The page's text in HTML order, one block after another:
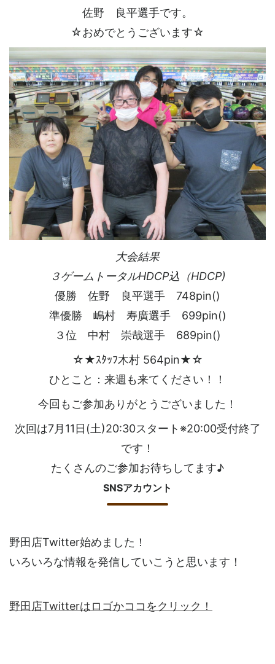
佐野 良平選手です。
☆おめでとうございます☆
大会結果
３ゲームトータルHDCP込（HDCP)
優勝 佐野 良平選手 748pin()
準優勝 嶋村 寿廣選手 699pin()
３位 中村 崇哉選手 689pin()
☆★ｽﾀｯﾌ木村 564pin★☆
ひとこと：来週も来てください！！
今回もご参加ありがとうございました！
次回は7月11日(土)20:30スタート※20:00受付終了
です！
たくさんのご参加お待ちしてます♪
SNSアカウント
野田店Twitter始めました！
いろいろな情報を発信していこうと思います！
野田店Twitterはロゴかココをクリック！